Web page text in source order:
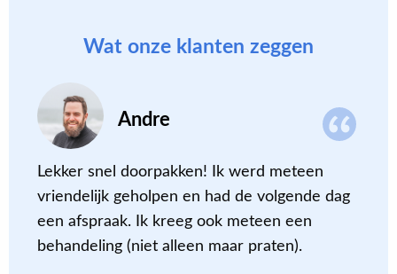
Wat onze klanten zeggen
Andre
Lekker snel doorpakken! Ik werd meteen
vriendelijk geholpen en had de volgende dag
een afspraak. Ik kreeg ook meteen een
behandeling (niet alleen maar praten).